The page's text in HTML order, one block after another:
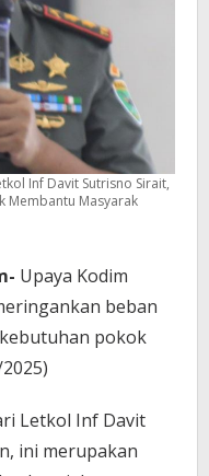
Inf Davit Sutrisno Sirait,
Membantu Masyarak
Upaya Kodim
beban
pokok
Letkol Inf Davit
ini merupakan